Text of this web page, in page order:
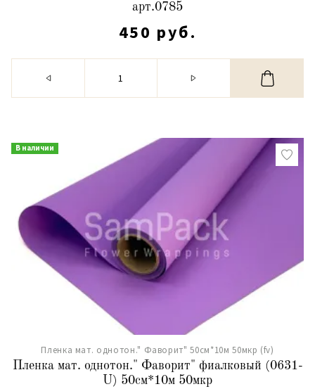
арт.0785
450 руб.
В наличии
Пленка мат. однотон." Фаворит" 50см*10м 50мкр (fv)
Пленка мат. однотон." Фаворит" фиалковый (0631-
U) 50см*10м 50мкр